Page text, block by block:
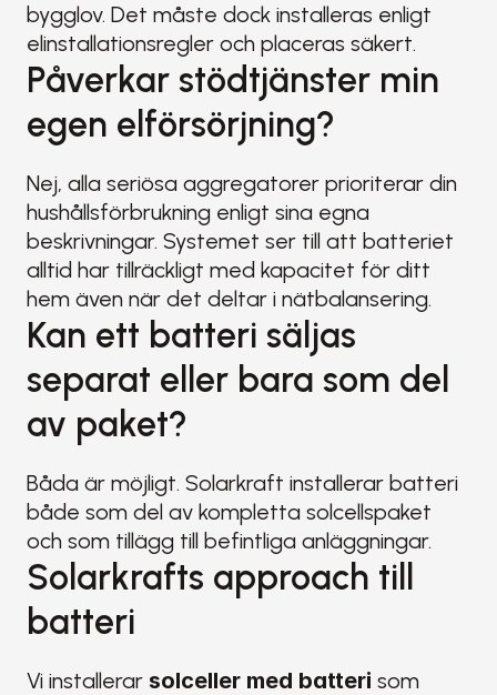
bygglov. Det måste dock installeras enligt
elinstallationsregler och placeras säkert.
Påverkar stödtjänster min
egen elförsörjning?
Nej, alla seriösa aggregatorer prioriterar din
hushållsförbrukning enligt sina egna
beskrivningar. Systemet ser till att batteriet
alltid har tillräckligt med kapacitet för ditt
hem även när det deltar i nätbalansering.
Kan ett batteri säljas
separat eller bara som del
av paket?
Båda är möjligt. Solarkraft installerar batteri
både som del av kompletta solcellspaket
och som tillägg till befintliga anläggningar.
Solarkrafts approach till
batteri
Vi installerar solceller med batteri som